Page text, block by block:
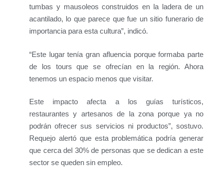
tumbas y mausoleos construidos en la ladera de un
acantilado, lo que parece que fue un sitio funerario de
importancia para esta cultura”, indicó.
“Este lugar tenía gran afluencia porque formaba parte
de los tours que se ofrecían en la región. Ahora
tenemos un espacio menos que visitar.
Este impacto afecta a los guías turísticos,
restaurantes y artesanos de la zona porque ya no
podrán ofrecer sus servicios ni productos”, sostuvo.
Requejo alertó que esta problemática podría generar
que cerca del 30% de personas que se dedican a este
sector se queden sin empleo.